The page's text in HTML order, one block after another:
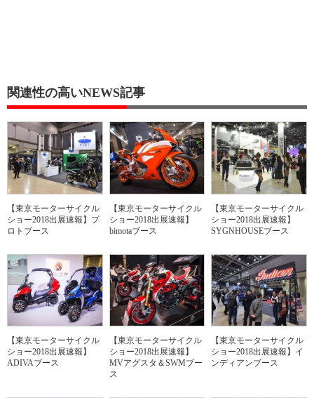
関連性の高いNEWS記事
【東京モーターサイクル
ショー2018出展速報】プ
ロトブース
【東京モーターサイクル
ショー2018出展速報】
bimotaブース
【東京モーターサイクル
ショー2018出展速報】
SYGNHOUSEブース
【東京モーターサイクル
ショー2018出展速報】
ADIVAブース
【東京モーターサイクル
ショー2018出展速報】
MVアグスタ＆SWMブー
ス
【東京モーターサイクル
ショー2018出展速報】イ
ンディアンブース